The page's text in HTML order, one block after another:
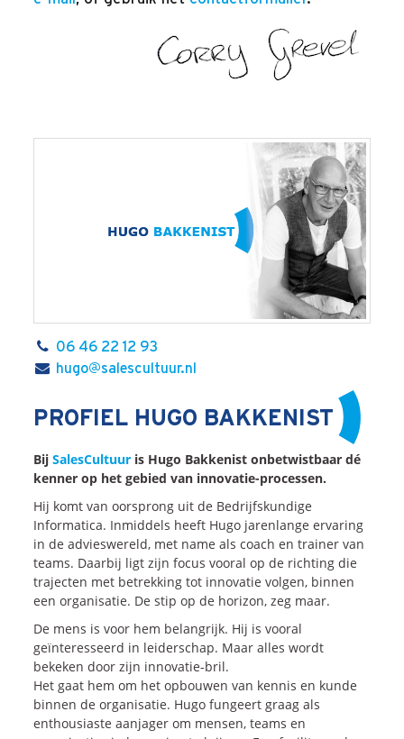
06 46 22 12 93
hugo@salescultuur.nl
PROFIEL HUGO BAKKENIST
Bij SalesCultuur is Hugo Bakkenist onbetwistbaar dé
kenner op het gebied van innovatie-processen.
Hij komt van oorsprong uit de Bedrijfskundige
Informatica. Inmiddels heeft Hugo jarenlange ervaring
in de advieswereld, met name als coach en trainer van
teams. Daarbij ligt zijn focus vooral op de richting die
trajecten met betrekking tot innovatie volgen, binnen
een organisatie. De stip op de horizon, zeg maar.
De mens is voor hem belangrijk. Hij is vooral
geïnteresseerd in leiderschap. Maar alles wordt
bekeken door zijn innovatie-bril.
Het gaat hem om het opbouwen van kennis en kunde
binnen de organisatie. Hugo fungeert graag als
enthousiaste aanjager om mensen, teams en